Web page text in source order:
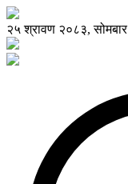
२५ श्रावण २०८३, सोमबार